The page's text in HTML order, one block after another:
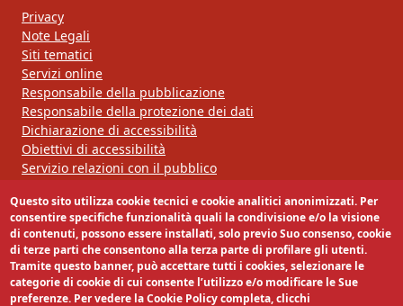
Privacy
Note Legali
Siti tematici
Servizi online
Responsabile della pubblicazione
Responsabile della protezione dei dati
Dichiarazione di accessibilità
Obiettivi di accessibilità
Servizio relazioni con il pubblico
Segui la nostra pagina:
Questo sito utilizza cookie tecnici e cookie analitici anonimizzati. Per
consentire specifiche funzionalità quali la condivisione e/o la visione
di contenuti, possono essere installati, solo previo Suo consenso, cookie
di terze parti che consentono alla terza parte di profilare gli utenti.
Tramite questo banner, può accettare tutti i cookies, selezionare le
categorie di cookie di cui consente l’utilizzo e/o modificare le Sue
preferenze. Per vedere la Cookie Policy completa, clicchi